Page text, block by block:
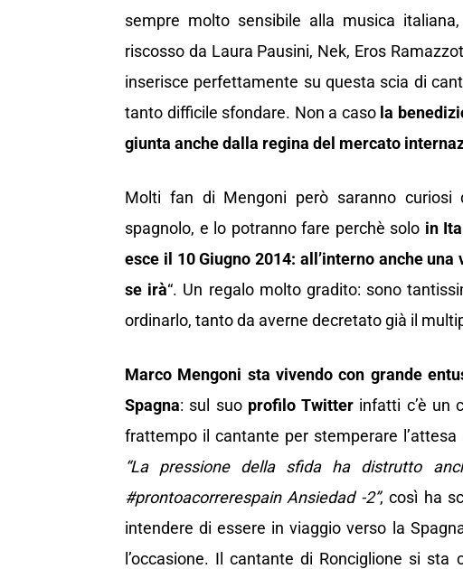
sempre molto sensibile alla musica
riscosso da Laura Pausini, Nek, Eros
inserisce perfettamente su questa scia di
tanto difficile sfondare. Non a caso la
giunta anche dalla regina del mercato
Molti fan di Mengoni però saranno
spagnolo, e lo potranno fare perchè solo in
esce il 10 Giugno 2014: all’interno anche una
se irà“. Un regalo molto gradito: sono
ordinarlo, tanto da averne decretato già il
Marco Mengoni sta vivendo con grande
Spagna: sul suo profilo Twitter infatti c’è un
frattempo il cantante per stemperare
“La pressione della sfida ha distrutto
#prontoacorrerespain Ansiedad -2”, così ha
intendere di essere in viaggio verso la
l’occasione. Il cantante di Ronciglione si